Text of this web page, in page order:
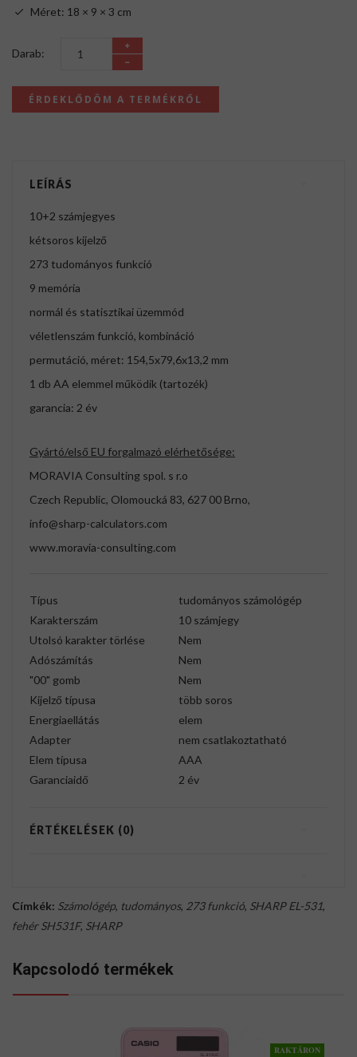
Méret: 18 × 9 × 3 cm
Darab:
ÉRDEKLŐDÖM A TERMÉKRŐL
LEÍRÁS
10+2 számjegyes
kétsoros kijelző
273 tudományos funkció
9 memória
normál és statisztikai üzemmód
véletlenszám funkció, kombináció
permutáció, méret: 154,5x79,6x13,2 mm
1 db AA elemmel működik (tartozék)
garancia: 2 év
Gyártó/első EU forgalmazó elérhetősége:
MORAVIA Consulting spol. s r.o
Czech Republic, Olomoucká 83, 627 00 Brno,
info@sharp-calculators.com
www.moravia-consulting.com
Típus
tudományos számológép
Karakterszám
10 számjegy
Utolsó karakter törlése
Nem
Adószámítás
Nem
"00" gomb
Nem
Kijelző típusa
több soros
Energiaellátás
elem
Adapter
nem csatlakoztatható
Elem típusa
AAA
Garanciaidő
2 év
ÉRTÉKELÉSEK (0)
Címkék: Számológép, tudományos, 273 funkció, SHARP EL-531,
fehér SH531F, SHARP
Kapcsolodó termékek
RAKTÁRON